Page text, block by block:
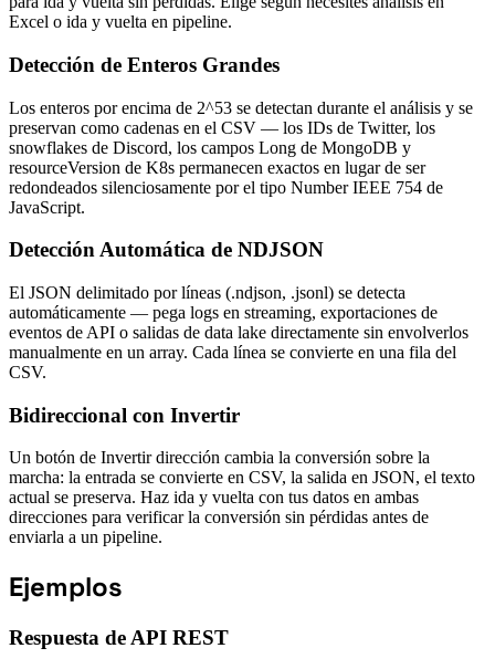
Excel o ida y vuelta en pipeline.
Detección de Enteros Grandes
Los enteros por encima de 2^53 se detectan durante el análisis y se
preservan como cadenas en el CSV — los IDs de Twitter, los
snowflakes de Discord, los campos Long de MongoDB y
resourceVersion de K8s permanecen exactos en lugar de ser
redondeados silenciosamente por el tipo Number IEEE 754 de
JavaScript.
Detección Automática de NDJSON
El JSON delimitado por líneas (.ndjson, .jsonl) se detecta
automáticamente — pega logs en streaming, exportaciones de
eventos de API o salidas de data lake directamente sin envolverlos
manualmente en un array. Cada línea se convierte en una fila del
CSV.
Bidireccional con Invertir
Un botón de Invertir dirección cambia la conversión sobre la
marcha: la entrada se convierte en CSV, la salida en JSON, el texto
actual se preserva. Haz ida y vuelta con tus datos en ambas
direcciones para verificar la conversión sin pérdidas antes de
enviarla a un pipeline.
Ejemplos
Respuesta de API REST